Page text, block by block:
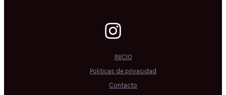
INICIO
Politicas de privacidad
Contacto